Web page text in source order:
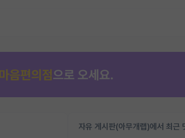
자유 게시판(아무개랩)에서 최근